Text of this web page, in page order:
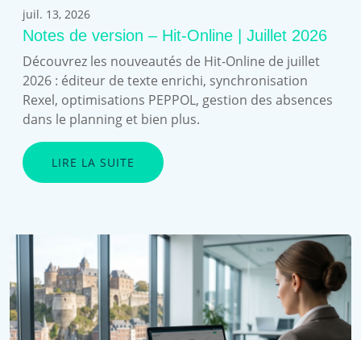
juil. 13, 2026
Notes de version – Hit-Online | Juillet 2026
Découvrez les nouveautés de Hit-Online de juillet
2026 : éditeur de texte enrichi, synchronisation
Rexel, optimisations PEPPOL, gestion des absences
dans le planning et bien plus.
LIRE LA SUITE